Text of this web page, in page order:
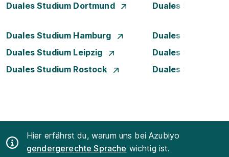
Duales Studium Dortmund
Duales Studium
Duales Studium Hamburg
Duales Studium
Duales Studium Leipzig
Duales Studium
Duales Studium Rostock
Duales Studium
Hier erfährst du, warum uns bei Azubiyo
gendergerechte Sprache wichtig ist.